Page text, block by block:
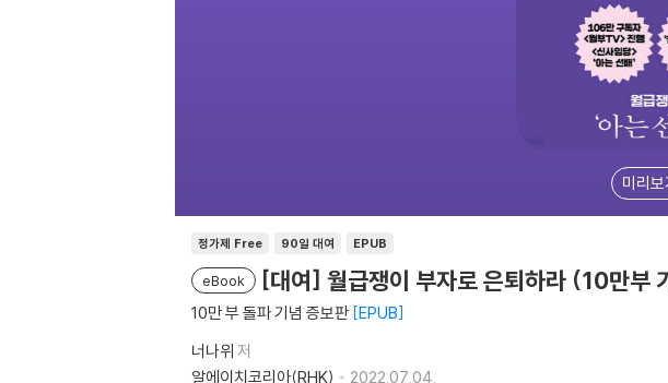
미리보
정가제 Free 90일 대여 EPUB
eBook [대여] 월급쟁이 부자로 은퇴하라 (10만부
10만 부 돌파 기념 증보판 EPUB
너나위 저
알에이치코리아(RHK)
2022.07.04.